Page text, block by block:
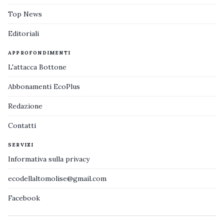
Top News
Editoriali
APPROFONDIMENTI
L'attacca Bottone
Abbonamenti EcoPlus
Redazione
Contatti
SERVIZI
Informativa sulla privacy
ecodellaltomolise@gmail.com
Facebook